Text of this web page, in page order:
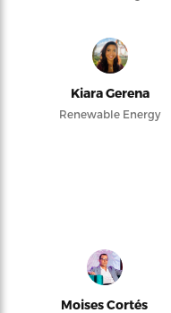
Kiara Gerena
Renewable Energy
Moises Cortés